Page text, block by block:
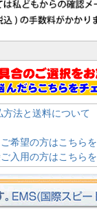
方法と送料について
希望の方はこちら
入用の方はこちら